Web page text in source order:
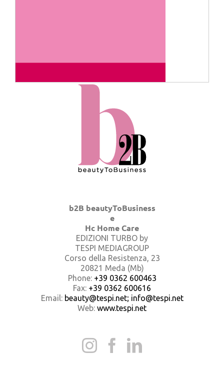
b2B beautyToBusiness
e
Hc Home Care
EDIZIONI TURBO by
TESPI MEDIAGROUP
Corso della Resistenza, 23
20821 Meda (Mb)
Phone: +39 0362 600463
Fax: +39 0362 600616
Email: beauty@tespi.net; info@tespi.net
Web: www.tespi.net